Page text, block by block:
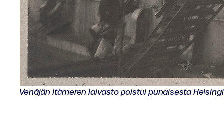
Venäjän Itämeren laivasto poistui punaisesta